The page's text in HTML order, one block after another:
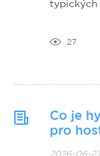
27
typických
Co je
pro
2026-06-27